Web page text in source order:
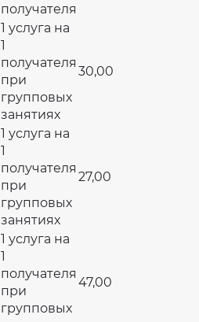
получателя
1 услуга на
1
получателя
при
групповых
занятиях
30,00
1 услуга на
1
получателя
при
групповых
занятиях
27,00
1 услуга на
1
получателя
при
групповых
47,00